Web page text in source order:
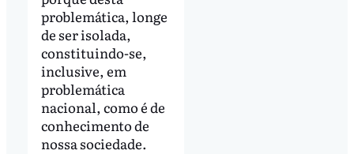
problemática, longe
de ser isolada,
constituindo-se,
inclusive, em
problemática
nacional, como é de
conhecimento de
nossa sociedade.